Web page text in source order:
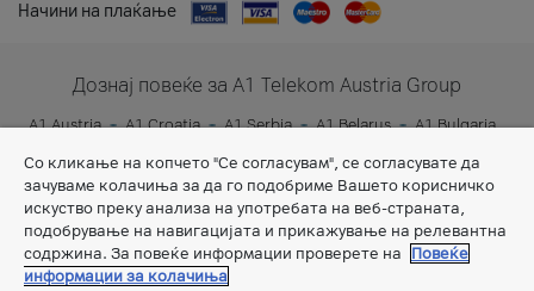
Начини на плаќање
Дознај повеќе за A1 Telekom Austria Group
A1 Austria A1 Croatia A1 Serbia A1 Belarus
A1 Bulgaria
A1 Slovenia
A1 Digital
Со кликање на копчето "Се согласувам", се согласувате да
зачуваме колачиња за да го подобриме Вашето корисничко
искуство преку анализа на употребата на веб-страната,
подобрување на навигацијата и прикажување на релевантна
содржина. За повеќе информации проверете на
Повеќе
информации за колачиња